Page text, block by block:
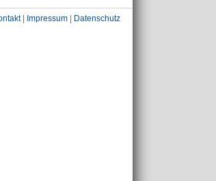
| Impressum Datenschutz